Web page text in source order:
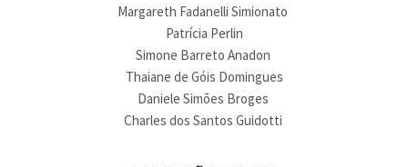
Margareth Fadanelli Simionato
Patrícia Perlin
Simone Barreto Anadon
Thaiane de Góis Domingues
Daniele Simões Broges
Charles dos Santos Guidotti